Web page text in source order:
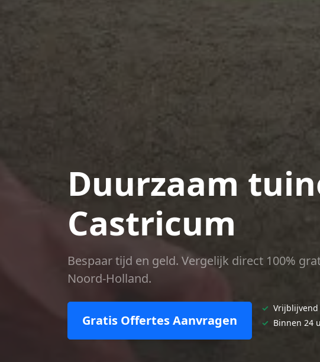
Duurzaam
Castricum
Bespaar tijd en geld. Vergelijk direct 100%
Noord-Holland.
Gratis Offertes Aanvragen
✓
✓ Binnen 24